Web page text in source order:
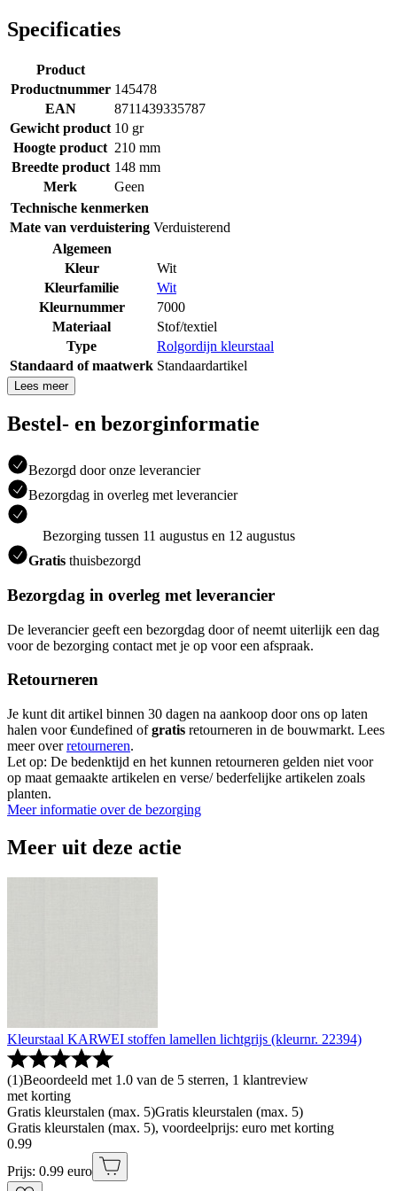
Specificaties
Product
Productnummer 145478
EAN
8711439335787
Gewicht product 10 gr
Hoogte product 210 mm
Breedte product 148 mm
Merk
Geen
Technische kenmerken
Mate van verduistering Verduisterend
Algemeen
Kleur
Wit
Kleurfamilie
Wit
Kleurnummer
7000
Materiaal
Stof/textiel
Type
Rolgordijn kleurstaal
Standaard of maatwerk Standaardartikel
Lees meer
Bestel- en bezorginformatie
Bezorgd door onze leverancier
Bezorgdag in overleg met leverancier
Bezorging tussen 11 augustus en 12 augustus
Gratis thuisbezorgd
Bezorgdag in overleg met leverancier
De leverancier geeft een bezorgdag door of neemt uiterlijk een dag
voor de bezorging contact met je op voor een afspraak.
Retourneren
Je kunt dit artikel binnen 30 dagen na aankoop door ons op laten
halen voor €undefined ofgratis retourneren in de bouwmarkt. Lees
meer overretourneren.
Let op: De bedenktijd en het kunnen retourneren gelden niet voor
op maat gemaakte artikelen en verse/ bederfelijke artikelen zoals
planten.
Meer informatie over de bezorging
Meer uit deze actie
Kleurstaal KARWEI stoffen lamellen lichtgrijs (kleurnr. 22394)
(1)Beoordeeld met 1.0 van de 5 sterren, 1 klantreview
met korting
Gratis kleurstalen (max. 5)Gratis kleurstalen (max. 5)
Gratis kleurstalen (max. 5), voordeelprijs: euro met korting
0.99
Prijs: 0.99 euro